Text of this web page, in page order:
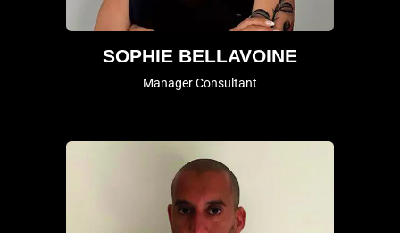
SOPHIE BELLAVOINE
Manager Consultant